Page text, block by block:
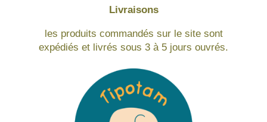
Livraisons
les produits commandés sur le site sont
expédiés et livrés sous 3 à 5 jours ouvrés.